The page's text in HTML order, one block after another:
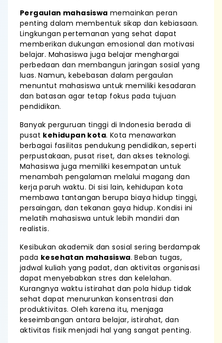
Pergaulan mahasiswa memainkan peran
penting dalam membentuk sikap dan kebiasaan.
Lingkungan pertemanan yang sehat dapat
memberikan dukungan emosional dan motivasi
belajar. Mahasiswa juga belajar menghargai
perbedaan dan membangun jaringan sosial yang
luas. Namun, kebebasan dalam pergaulan
menuntut mahasiswa untuk memiliki kesadaran
dan batasan agar tetap fokus pada tujuan
pendidikan.
Banyak perguruan tinggi di Indonesia berada di
pusat kehidupan kota. Kota menawarkan
berbagai fasilitas pendukung pendidikan, seperti
perpustakaan, pusat riset, dan akses teknologi.
Mahasiswa juga memiliki kesempatan untuk
menambah pengalaman melalui magang dan
kerja paruh waktu. Di sisi lain, kehidupan kota
membawa tantangan berupa biaya hidup tinggi,
persaingan, dan tekanan gaya hidup. Kondisi ini
melatih mahasiswa untuk lebih mandiri dan
realistis.
Kesibukan akademik dan sosial sering berdampak
pada kesehatan mahasiswa. Beban tugas,
jadwal kuliah yang padat, dan aktivitas organisasi
dapat menyebabkan stres dan kelelahan.
Kurangnya waktu istirahat dan pola hidup tidak
sehat dapat menurunkan konsentrasi dan
produktivitas. Oleh karena itu, menjaga
keseimbangan antara belajar, istirahat, dan
aktivitas fisik menjadi hal yang sangat penting.